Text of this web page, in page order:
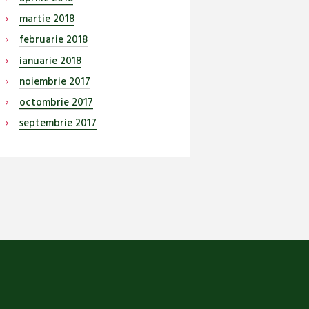
martie 2018
februarie 2018
ianuarie 2018
noiembrie 2017
octombrie 2017
septembrie 2017